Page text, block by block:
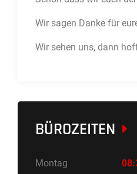
Wir sagen Danke für
Wir sehen uns, dann
BÜROZEITEN
Montag